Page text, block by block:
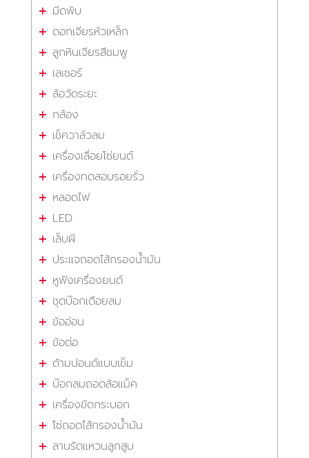
มีดพับ
ดอกเจียรหัวเหล็ก
ลูกหินเจียรสีชมพู
เลเซอร์
ล้อวัดระยะ
กล้อง
เช็ควาล์วลม
เครื่องเลื่อยโซ่ยนต์
เครื่องทดสอบรอยรั่ว
หลอดไฟ
LED
เล็บผี
ประแจถอดไส้กรองน้ำมัน
หูฟังเครื่องยนต์
ชุดบ๊อกเดือยลม
ข้ออ่อน
ข้อต่อ
ด้ามปอนด์แบบเข็ม
บ๊อกลมถอดล้อแม็ค
เครื่องขัดกระบอก
โซ่ถอดไส้กรองน้ำมัน
ลานรัดแหวนลูกสูบ